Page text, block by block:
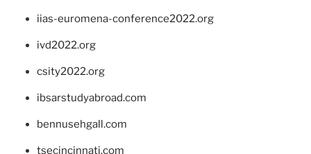
iias-euromena-conference2022.org
ivd2022.org
csity2022.org
ibsarstudyabroad.com
bennusehgall.com
tsecincinnati.com